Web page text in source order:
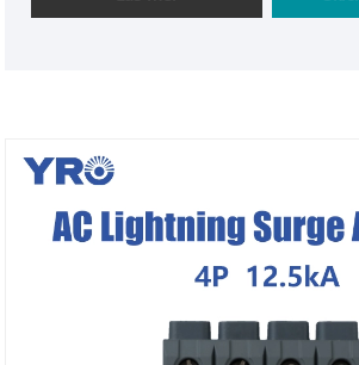
avleda det mesta av den farliga